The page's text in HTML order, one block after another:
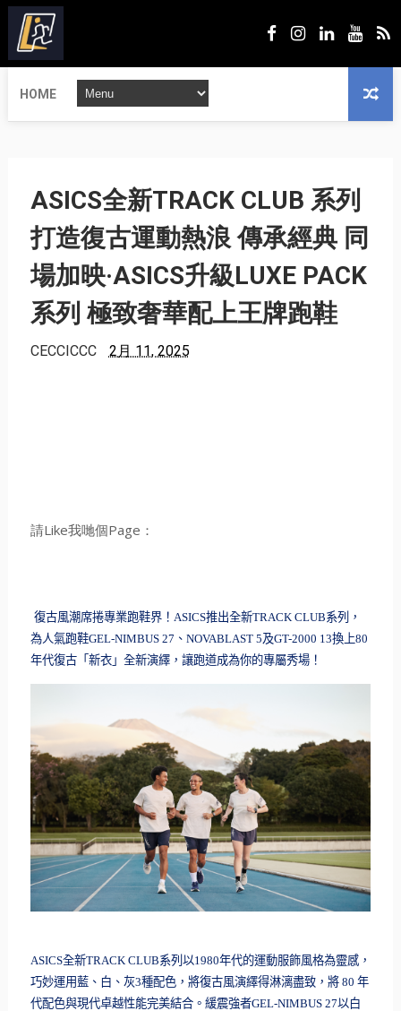
HOME
ASICS全新TRACK CLUB 系列
打造復古運動熱浪 傳承經典 同
場加映·ASICS升級LUXE PACK
系列 極致奢華配上王牌跑鞋
CECCICCC 2月 11, 2025
請Like我哋個Page：
復古風潮席捲專業跑鞋界！ ASICS推出全新TRACK CLUB系列，
為人氣跑鞋GEL-NIMBUS 27 、 NOVABLAST 5及GT-2000 13換上80
年代復古「新衣」全新演繹， 讓跑道成為你的專屬秀場！
ASICS全新TRACK CLUB系列以1980年代的運動服飾風格為靈感，
巧妙運用藍、 白、灰3種配色，將復古風演繹得淋漓盡致，將80 年
代配色與現代卓越性能完美結合。緩震強者GEL-NIMBUS 27以白